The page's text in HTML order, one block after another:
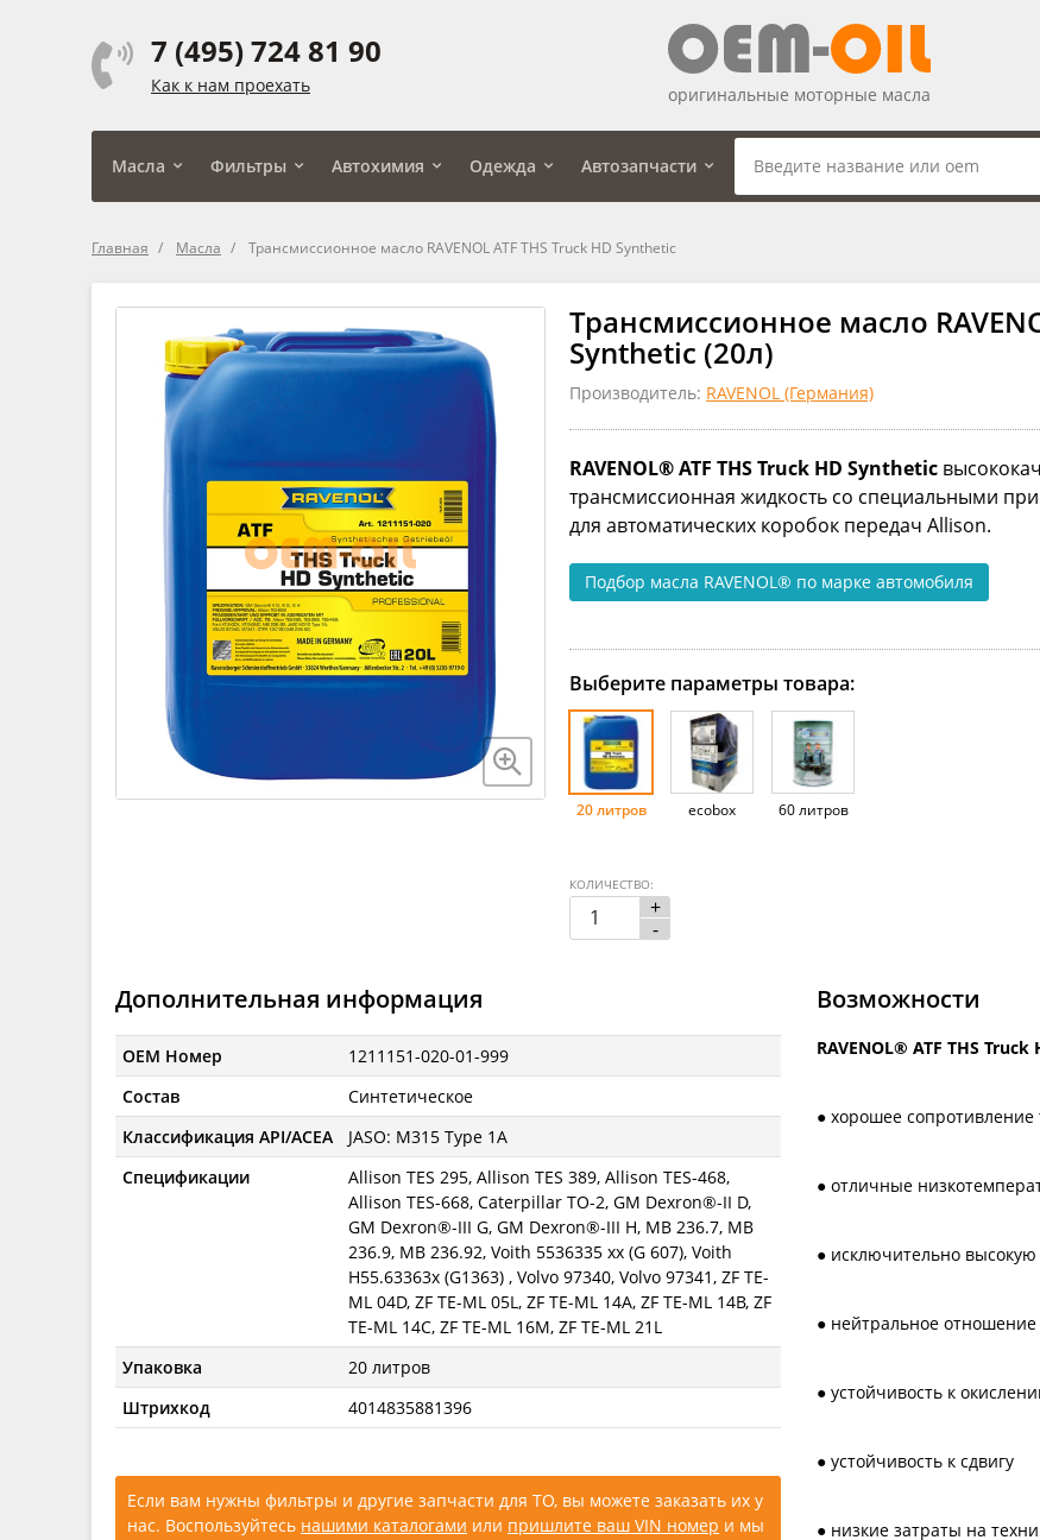
7 (495) 724 81 90
Как к нам проехать оригинальные моторные масла
Масла Фильтры Автохимия Одежда Автозапчасти
Главная Масла Трансмиссионное масло RAVENOL ATF THS Truck HD Synthetic
Трансмиссионное масло
Synthetic (20л)
Производитель: RAVENOL (Германия)
RAVENOL® ATF THS Truck HD Synthetic
трансмиссионная жидкость со специальными
для автоматических коробок передач Allison.
Подбор масла RAVENOL® по марке автомобиля
Выберите параметры товара:
20 литров ecobox 60 литров
+
-
КОЛИЧЕСТВО:
Дополнительная информация
OEM Номер
1211151-020-01-999
Состав
Синтетическое
Классификация API/ACEA
JASO: M315 Type 1A
Спецификации
Allison TES 295, Allison TES 389, Allison TES-468,
Allison TES-668, Caterpillar TO-2, GM Dexron®-II D,
GM Dexron®-III G, GM Dexron®-III H, MB 236.7, MB
236.9, MB 236.92, Voith 5536335 xx (G 607), Voith
H55.63363x (G1363) , Volvo 97340, Volvo 97341, ZF TE-
ML 04D, ZF TE-ML 05L, ZF TE-ML 14A, ZF TE-ML 14B, ZF
TE-ML 14C, ZF TE-ML 16M, ZF TE-ML 21L
Упаковка
20 литров
Штрихкод
4014835881396
Если вам нужны фильтры и другие запчасти для ТО, вы можете заказать их у
нас. Воспользуйтесь нашими каталогами или пришлите ваш VIN номер и мы
Возможности
RAVENOL® ATF THS
● хорошее
● отличные
● исключительно высокую
● нейтральное
● устойчивость к
● устойчивость к сдвигу
● низкие затраты на